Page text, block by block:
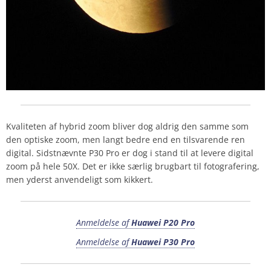
Kvaliteten af hybrid zoom bliver dog aldrig den samme som
den optiske zoom, men langt bedre end en tilsvarende ren
digital. Sidstnævnte P30 Pro er dog i stand til at levere digital
zoom på hele 50X. Det er ikke særlig brugbart til fotografering,
men yderst anvendeligt som kikkert.
Anmeldelse afHuawei P20 Pro
Anmeldelse afHuawei P30 Pro